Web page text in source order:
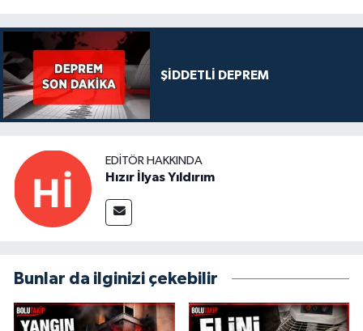
ŞİDDETLİ DEPREM
EDITÖR HAKKINDA
Hızır İlyas Yıldırım
Bunlar da ilginizi çekebilir